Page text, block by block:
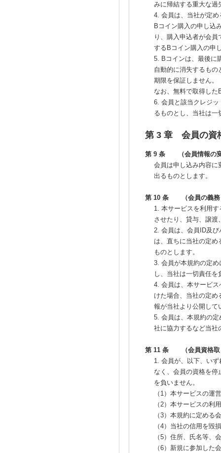
みに帰結する重大な過
4. 会員は、当社が定
Bコイン購入の申し込
り、購入申込者が会
するBコイン購入の申
5. Bコインは、最後に
自動的に消失するも
期限を保証しません。
なお、無料で取得し
6. 会員と該当クレジ
るものとし、当社は一
第 3 章 会員の資
第 9 条 （会員情報の変
会員は申し込み内容に
出るものとします。
第 10 条 （会員の義務
1. 本サービスを利用
させたり、貸与、譲渡
2. 会員は、会員ID及
は、直ちに当社の定
ものとします。
3. 会員が本規約の定
し、当社は一切責任を
4. 会員は、本サービ
けた場合、当社の定
報が当社より公開して
5. 会員は、本規約の
社に協力するなど当社
第 11 条 （会員資格取
1. 会員が、以下、い
なく、会員の資格を
を負いません。
（1）本サービスの運
（2）本サービスの利
（3）本規約に定める
（4）当社の信用を毀
（5）住所、氏名等、
（6）新規に参加した